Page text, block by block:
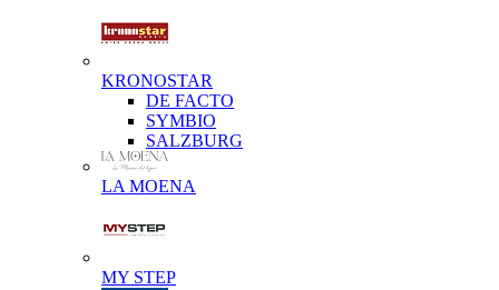
KRONOSTAR
DE FACTO
SYMBIO
SALZBURG
LA MOENA
MY STEP